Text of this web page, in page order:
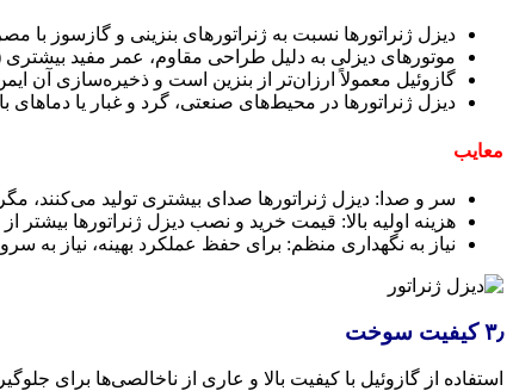
دیزل ژنراتورها نسبت به ژنراتورهای بنزینی و گازسوز
موتورهای دیزلی به دلیل طراحی مقاوم، عمر مفید بیشتری (تا ۲۰,۰۰۰ ساعت با نگهداری مناسب)
گازوئیل معمولاً ارزان‌تر از بنزین است و ذخیره‌سازی آن
دیزل ژنراتورها در محیط‌های صنعتی، گرد و غبار یا دماهای
معایب
سر و صدا: دیزل ژنراتورها صدای بیشتری تولید می‌کنند،
هزینه اولیه بالا: قیمت خرید و نصب دیزل ژنراتورها بیشتر
نیاز به نگهداری منظم: برای حفظ عملکرد بهینه، نیاز به
۳٫ کیفیت سوخت
استفاده از گازوئیل با کیفیت بالا و عاری از ناخالصی‌ها